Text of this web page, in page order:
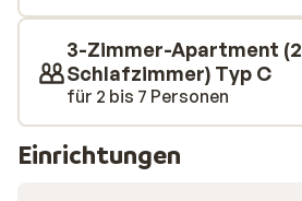
Abend.
3-Zimmer-Apartment (2
Schlafzimmer) Typ C
für 2 bis 7 Personen
Einrichtungen